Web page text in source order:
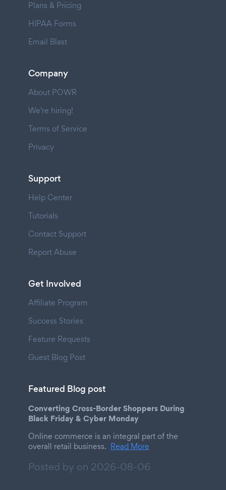
Plans & Pricing
HIPAA Forms
Email Blast
Company
About POWR
We're hiring!
Terms of Service
Privacy
Support
Help Center
Tutorials
Contact Support
Report Abuse
Get Involved
Affiliate Program
Success Stories
Feature Requests
Guest Blog Post
Featured Blog post
Converting Cross-Border Shoppers During
Black Friday & Cyber Monday
Online commerce is an integral part of the
overall retail business. Read More
Posted by on 2026-08-06